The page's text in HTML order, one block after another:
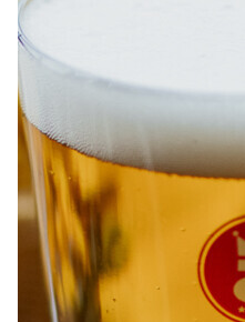
À PROPOS EMPLOIS
TRAITEUR ÉVÉNEMENTIEL
DONNER VOTRE OPINION